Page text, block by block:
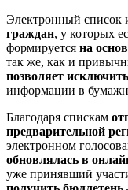
Электронный список
граждан, у которых
формируется на
так же, как и
позволяет
информации в
Благодаря спискам
предварительной
электронном
обновлялась в
уже принявший